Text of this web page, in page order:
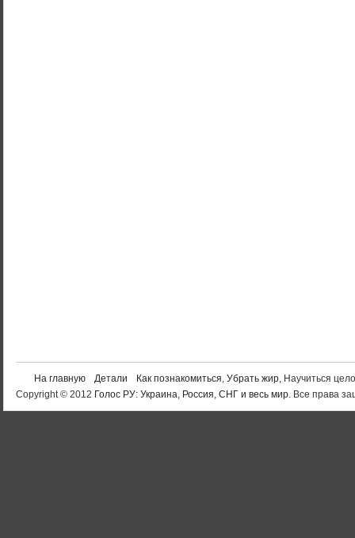
На главную Детали Как познакомиться, Убрать жир, Научиться
Copyright © 2012 Голос РУ: Украина, Россия, СНГ и весь мир. Все права